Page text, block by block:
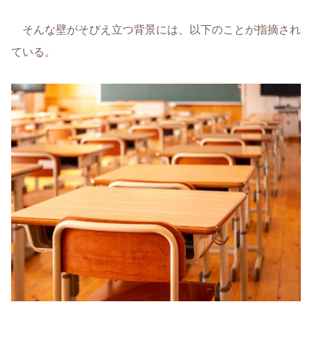
そんな壁がそびえ立つ背景には、以下のことが指摘され
ている。